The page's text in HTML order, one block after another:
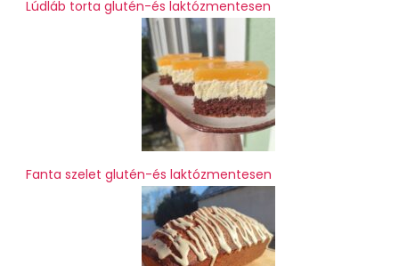
Lúdláb torta glutén-és laktózmentesen
Fanta szelet glutén-és laktózmentesen